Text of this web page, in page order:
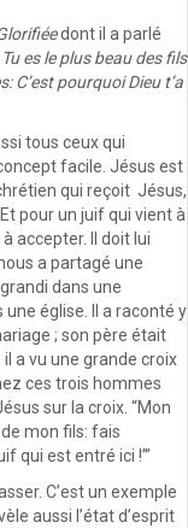
dont il a parlé
Tu es le plus beau des fils
C’est pourquoi Dieu t’a
tous ceux qui
facile. Jésus est
qui reçoit Jésus,
pour un juif qui vient à
accepter. Il doit lui
a partagé une
dans une
église. Il a raconté y
; son père était
il a vu une grande croix
ces trois hommes
sur la croix. “Mon
mon fils: fais
qui est entré ici !’”
C’est un exemple
aussi l’état d’esprit